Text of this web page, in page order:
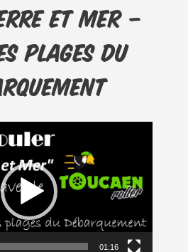
et Mer –
plages du
01:16